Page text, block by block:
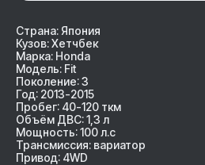
Страна: Япония
Кузов: Хетчбек
Марка: Honda
Модель: Fit
Поколение: 3
Год: 2013-2015
Пробег: 40-120 ткм
Объём ДВС: 1,3 л
Мощность: 100 л.с
Трансмиссия: вариатор
Привод: 4WD